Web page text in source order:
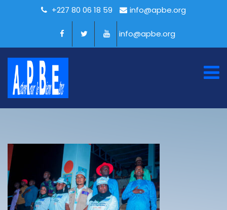
+227 80 06 18 59 info@apbe.org
info@apbe.org